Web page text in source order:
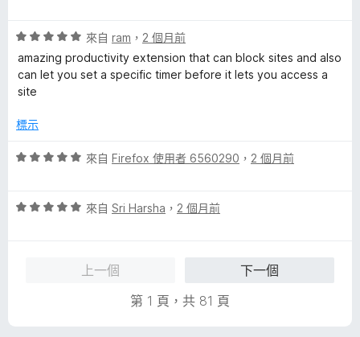
分
，
滿
分
分
評
價
5
分
滿
5
來自 ram ， 2 個月前
amazing productivity extension that can block sites and also
can let you set a specific timer before it lets you access a
site
標示
評
分
來自 Firefox 使用者 6560290 ， 2 個月前
評
來自 Sri Harsha ， 2 個月前
上一個
下一個
第 1 頁，共 81 頁